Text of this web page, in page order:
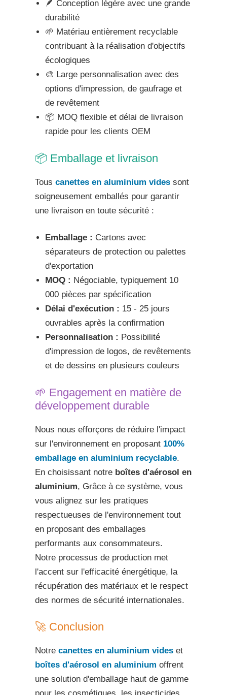
🪶 Conception légère avec une grande
durabilité
🌱 Matériau entièrement recyclable
contribuant à la réalisation d'objectifs
écologiques
🎨 Large personnalisation avec des
options d'impression, de gaufrage et
de revêtement
📦 MOQ flexible et délai de livraison
rapide pour les clients OEM
📦 Emballage et livraison
Tous canettes en aluminium vides sont
soigneusement emballés pour garantir
une livraison en toute sécurité :
Emballage : Cartons avec
séparateurs de protection ou palettes
d'exportation
MOQ : Négociable, typiquement 10
000 pièces par spécification
Délai d'exécution : 15 - 25 jours
ouvrables après la confirmation
Personnalisation : Possibilité
d'impression de logos, de revêtements
et de dessins en plusieurs couleurs
🌱 Engagement en matière de
développement durable
Nous nous efforçons de réduire l'impact
sur l'environnement en proposant 100%
emballage en aluminium recyclable.
En choisissant notre boîtes d'aérosol en
aluminium, Grâce à ce système, vous
vous alignez sur les pratiques
respectueuses de l'environnement tout
en proposant des emballages
performants aux consommateurs.
Notre processus de production met
l'accent sur l'efficacité énergétique, la
récupération des matériaux et le respect
des normes de sécurité internationales.
🚀 Conclusion
Notre canettes en aluminium vides et
boîtes d'aérosol en aluminium offrent
une solution d'emballage haut de gamme